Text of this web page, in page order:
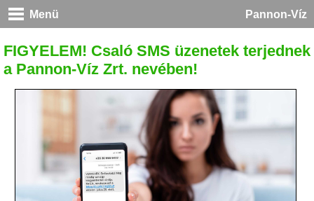
Menü Pannon-Víz
FIGYELEM! Csaló SMS üzenetek terjednek
a Pannon-Víz Zrt. nevében!